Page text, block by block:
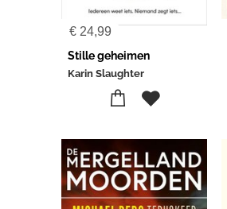
€24,99
Stille geheimen
Karin Slaughter